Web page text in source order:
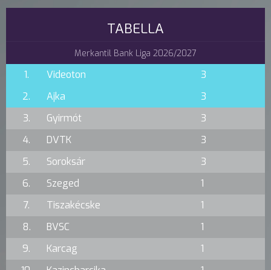
TABELLA
Merkantil Bank Liga 2026/2027
1. Videoton
3
2.
Ajka
3
3.
Gyirmót
3
4.
DVTK
3
5.
Soroksár
3
6.
Szeged
1
7.
Tiszakécske
1
8.
BVSC
1
9.
Karcag
1